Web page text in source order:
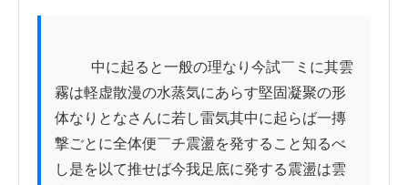
霧は軽虚散漫の水蒸気にあらす堅固凝聚の形
体なりとなさんに若し雷気其中に起らば一摶
撃ごとに全体便￣チ震盪を発すること知るべ
し是を以て推せば今我足底に発する震盪は雲